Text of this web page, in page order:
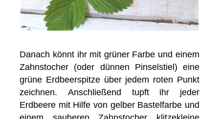
Danach könnt ihr mit grüner Farbe und einem
Zahnstocher (oder dünnen Pinselstiel) eine
grüne Erdbeerspitze über jedem roten Punkt
zeichnen. Anschließend tupft ihr jeder
Erdbeere mit Hilfe von gelber Bastelfarbe und